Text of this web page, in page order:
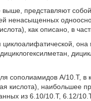
представляют
ненасыщенных
как описано, в
циклоалифатической,
сополиамидов А/10.Т, в
кислота), наибольшее
из 6.10/10.Т, 6.12/